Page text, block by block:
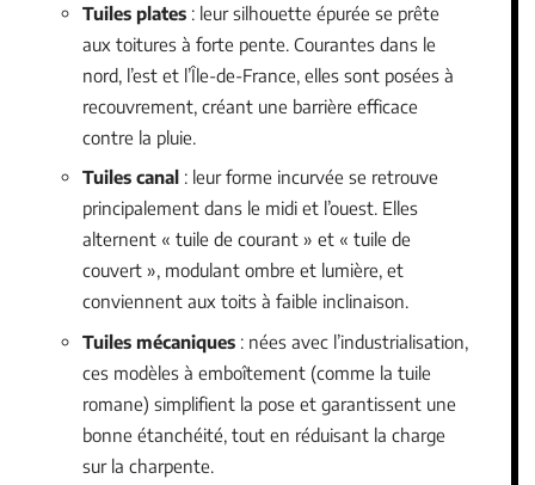
Tuiles plates : leur silhouette épurée se prête
aux toitures à forte pente. Courantes dans le
nord, l’est et l’Île-de-France, elles sont posées à
recouvrement, créant une barrière efficace
contre la pluie.
Tuiles canal : leur forme incurvée se retrouve
principalement dans le midi et l’ouest. Elles
alternent « tuile de courant » et « tuile de
couvert », modulant ombre et lumière, et
conviennent aux toits à faible inclinaison.
Tuiles mécaniques : nées avec l’industrialisation,
ces modèles à emboîtement (comme la tuile
romane) simplifient la pose et garantissent une
bonne étanchéité, tout en réduisant la charge
sur la charpente.